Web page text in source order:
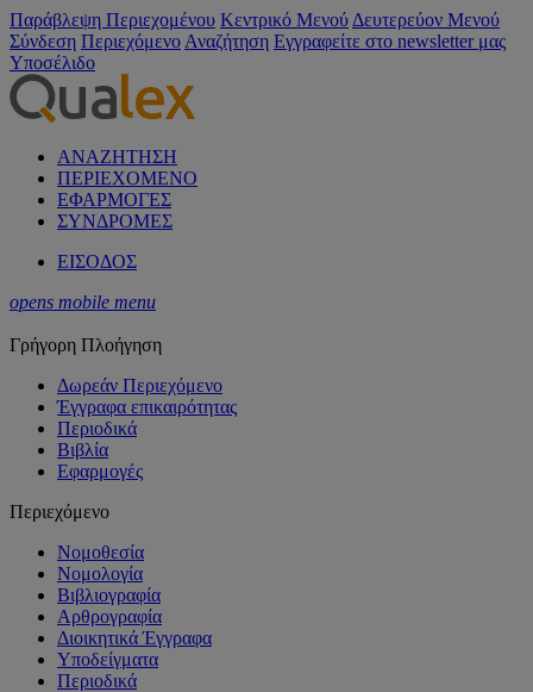
Παράβλεψη Περιεχομένου Κεντρικό Μενού Δευτερεύον Μενού
Σύνδεση Περιεχόμενο Αναζήτηση Εγγραφείτε στο newsletter μας
Υποσέλιδο
ΑΝΑΖΗΤΗΣΗ
ΠΕΡΙΕΧΟΜΕΝΟ
ΕΦΑΡΜΟΓΕΣ
ΣΥΝΔΡΟΜΕΣ
ΕΙΣΟΔΟΣ
opens mobile menu
Γρήγορη Πλοήγηση
Δωρεάν Περιεχόμενο
Έγγραφα επικαιρότητας
Περιοδικά
Βιβλία
Εφαρμογές
Περιεχόμενο
Νομοθεσία
Νομολογία
Βιβλιογραφία
Αρθρογραφία
Διοικητικά Έγγραφα
Υποδείγματα
Περιοδικά